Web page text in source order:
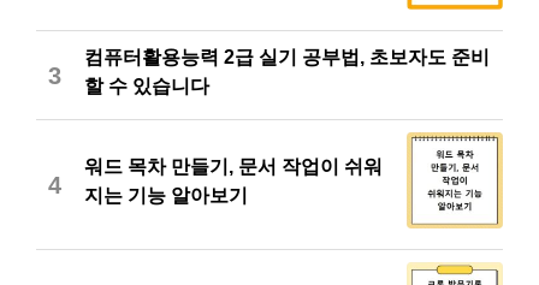
3
컴퓨터활용능력 2급 실기 공부법, 초보자도 준비
할 수 있습니다
4
워드 목차 만들기, 문서 작업이 쉬워
지는 기능 알아보기